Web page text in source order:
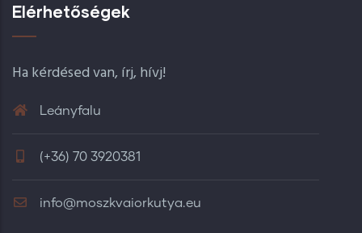
Elérhetőségek
Ha kérdésed van, írj, hívj!
Leányfalu
(+36) 70 3920381
info@moszkvaiorkutya.eu